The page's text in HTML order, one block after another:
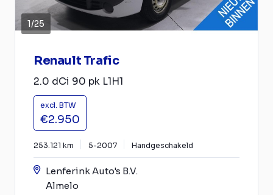
1/25
Renault Trafic
2.0 dCi 90 pk L1H1
excl. BTW
€2.950
253.121 km 5-2007 Handgeschakeld
Lenferink Auto's B.V.
Almelo